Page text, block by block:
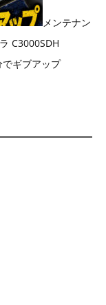
メンテナン
C3000SDH
ギブアップ